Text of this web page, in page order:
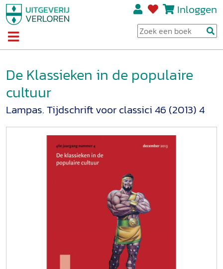
Inloggen
De Klassieken in de populaire
cultuur
Lampas. Tijdschrift voor classici 46 (2013) 4